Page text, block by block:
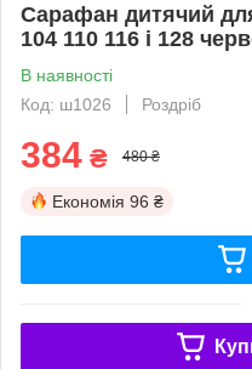
Сарафан дитячий
104 110 116 і 128
В наявності
Код: ш1026
Роздріб
384 ₴ 480 ₴
Економія 96 ₴